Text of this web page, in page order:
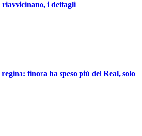
i dettagli
finora ha speso più del Real, solo